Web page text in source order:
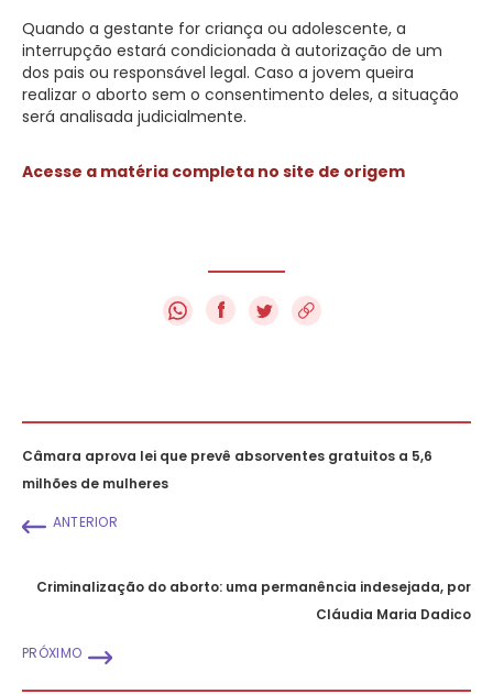
Quando a gestante for criança ou adolescente, a
interrupção estará condicionada à autorização de um
dos pais ou responsável legal. Caso a jovem queira
realizar o aborto sem o consentimento deles, a situação
será analisada judicialmente.
Acesse a matéria completa no site de origem
f
Câmara aprova lei que prevê absorventes gratuitos a 5,6
milhões de mulheres
ANTERIOR
Criminalização do aborto: uma permanência indesejada, por
Cláudia Maria Dadico
PRÓXIMO